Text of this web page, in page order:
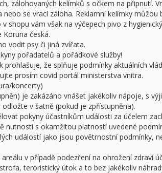
zálohovaných kelímků s očkem na připnutí.
se vrací záloha. Reklamní kelímky
shopu vám však na výčepech pivo z
Koruna česká.
vodit psy či jiná zvířata.
pořadatelů a pořádkové služby!
prohlašuje, že splňuje podmínky aktuálních
prosím covid portál ministerstva vnitra.
koncerty)
je zakázáno vnášet jakékoliv nápoje, s
v šatně (pokud je zpřístupněna).
pokyny účastníkům události za účelem
nutnosti s okamžitou platností uvedené
událostí jako jsou povětrnostní podmínky,
v případě podezření na ohrožení zdraví
teroristický útok a to bez jakékoliv